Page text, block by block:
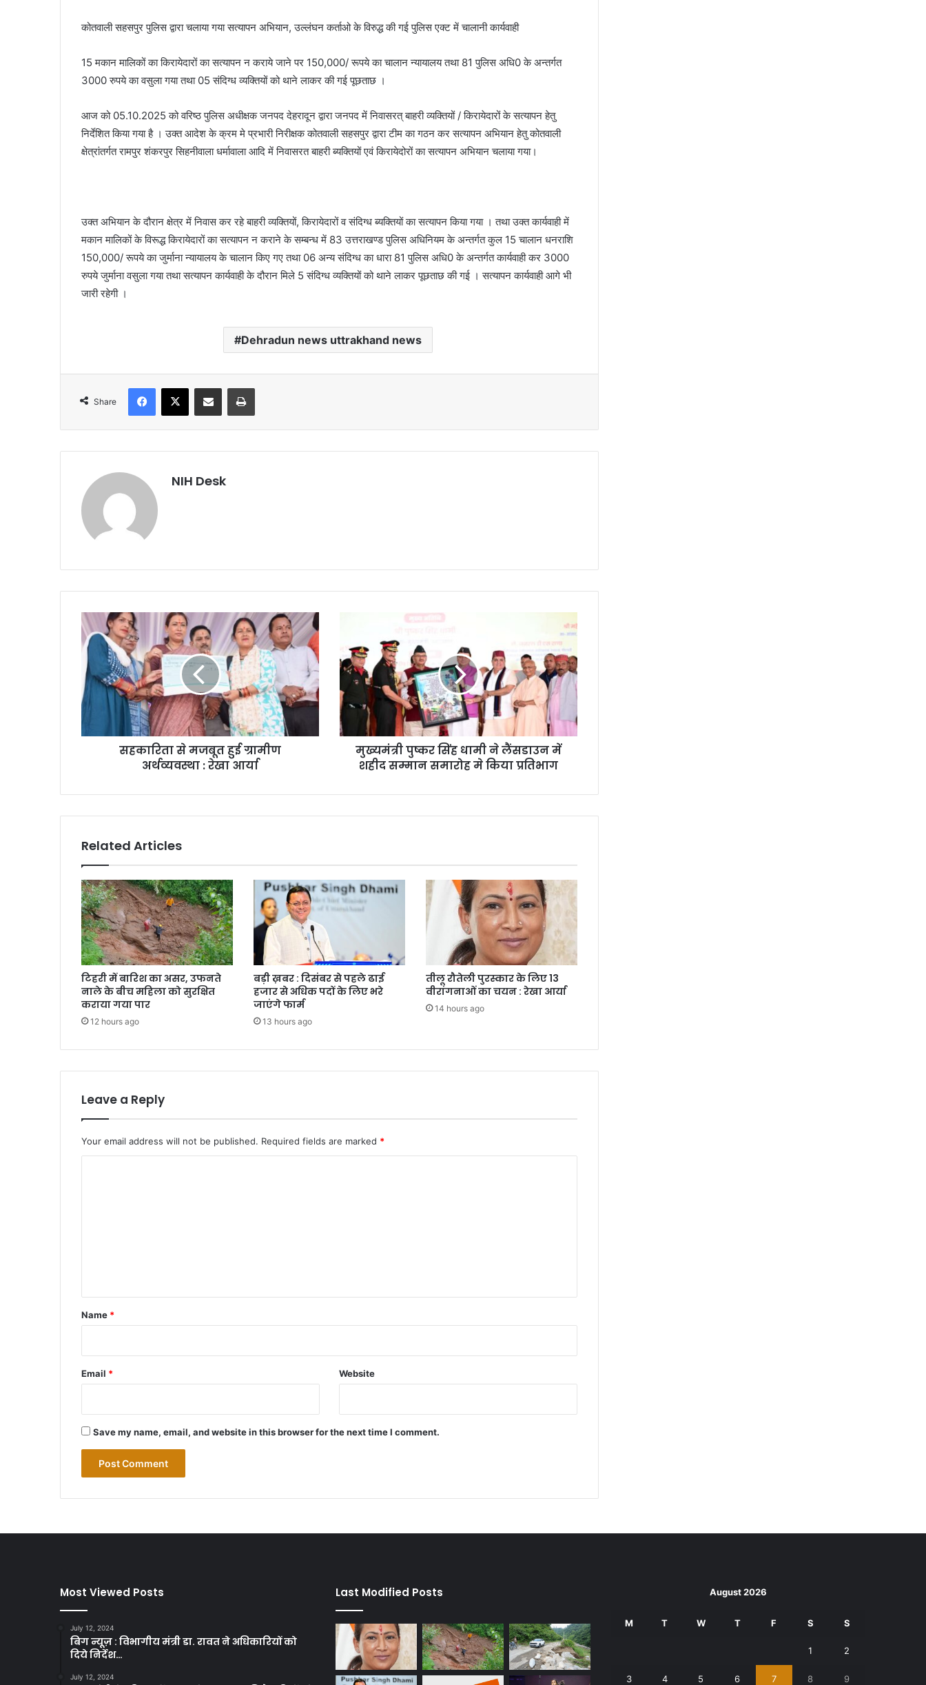
कोतवाली सहसपुर पुलिस द्वारा चलाया गया सत्यापन अभियान, उल्लंघन कर्ताओ के विरुद्ध की गई पुलिस एक्ट में चालानी कार्यवाही
15 मकान मालिकों का किरायेदारों का सत्यापन न कराये जाने पर 150,000/ रूपये का चालान न्यायालय तथा 81 पुलिस अधि0 के अन्तर्गत
3000 रुपये का वसुला गया तथा 05 संदिग्ध व्यक्तियों को थाने लाकर की गई पूछताछ ।
आज को 05.10.2025 को वरिष्ठ पुलिस अधीक्षक जनपद देहरादून द्वारा जनपद में निवासरत् बाहरी व्यक्तियों / किरायेदारों के सत्यापन हेतु
निर्देशित किया गया है । उक्त आदेश के क्रम मे प्रभारी निरीक्षक कोतवाली सहसपुर द्वारा टीम का गठन कर सत्यापन अभियान हेतु कोतवाली
क्षेत्रांतर्गत रामपुर शंकरपुर सिहनीवाला धर्मावाला आदि में निवासरत बाहरी ब्यक्तियों एवं किरायेदोरों का सत्यापन अभियान चलाया गया।
उक्त अभियान के दौरान क्षेत्र में निवास कर रहे बाहरी व्यक्तियों, किरायेदारों व संदिग्ध ब्यक्तियों का सत्यापन किया गया । तथा उक्त कार्यवाही में
मकान मालिकों के विरूद्ध किरायेदारों का सत्यापन न कराने के सम्बन्ध में 83 उत्तराखण्ड पुलिस अधिनियम के अन्तर्गत कुल 15 चालान धनराशि
150,000/ रूपये का जुर्माना न्यायालय के चालान किए गए तथा 06 अन्य संदिग्ध का धारा 81 पुलिस अधि0 के अन्तर्गत कार्यवाही कर 3000
रुपये जुर्माना वसुला गया तथा सत्यापन कार्यवाही के दौरान मिले 5 संदिग्ध व्यक्तियों को थाने लाकर पूछताछ की गई । सत्यापन कार्यवाही आगे भी
जारी रहेगी ।
Dehradun news uttrakhand news
Share
Facebook
X Share via Email Print
NIH Desk
सहकारिता
से
मजबूत
हुई
ग्रामीण
अर्थव्यवस्था
:
आर्या
सहकारिता से मजबूत हुई ग्रामीण
अर्थव्यवस्था : रेखा आर्या
सिंह
धामी
लैंसडाउन
में
शहीद
सम्मान
समारोह
प्रतिभाग
मुख्यमंत्री पुष्कर सिंह धामी ने लैंसडाउन में
शहीद सम्मान समारोह मे किया प्रतिभाग
Related Articles
टिहरी में बारिश का असर, उफनते
नाले के बीच महिला को सुरक्षित
कराया गया पार
12 hours ago
बड़ी ख़बर : दिसंबर से पहले ढाई
हजार से अधिक पदों के लिए भरे
जाएंगे फार्म
13 hours ago
तीलू रौतेली पुरस्कार के लिए 13
वीरांगनाओं का चयन : रेखा आर्या
14 hours ago
Leave a Reply
Your email address will not be published. Required fields are marked *
*
Name *
Email * Website
Save my name, email, and website in this browser for the next time I comment.
Most Viewed Posts
July 12, 2024
बिग न्यूज़ : विभागीय मंत्री डा. रावत ने अधिकारियों को
दिये निर्देश…
July 12, 2024
Last Modified Posts August 2026
M T W T F S S
1 2
3 4 5 6 7 8 9